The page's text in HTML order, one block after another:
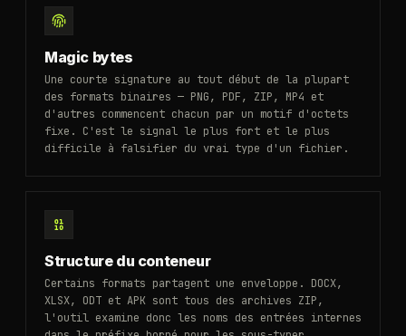
Magic bytes
Une courte signature au tout début de la plupart
des formats binaires — PNG, PDF, ZIP, MP4 et
d'autres commencent chacun par un motif d'octets
fixe. C'est le signal le plus fort et le plus
difficile à falsifier du vrai type d'un fichier.
Structure du conteneur
Certains formats partagent une enveloppe. DOCX,
XLSX, ODT et APK sont tous des archives ZIP,
l'outil examine donc les noms des entrées internes